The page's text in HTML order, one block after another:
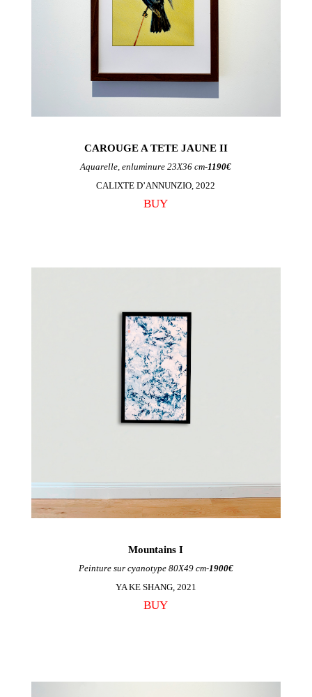
CAROUGE A TETE JAUNE II
Aquarelle, enluminure 23X36 cm-1190€
CALIXTE D’ANNUNZIO, 2022
BUY
Mountains I
Peinture sur cyanotype 80X49 cm-1900€
YA KE SHANG, 2021
BUY